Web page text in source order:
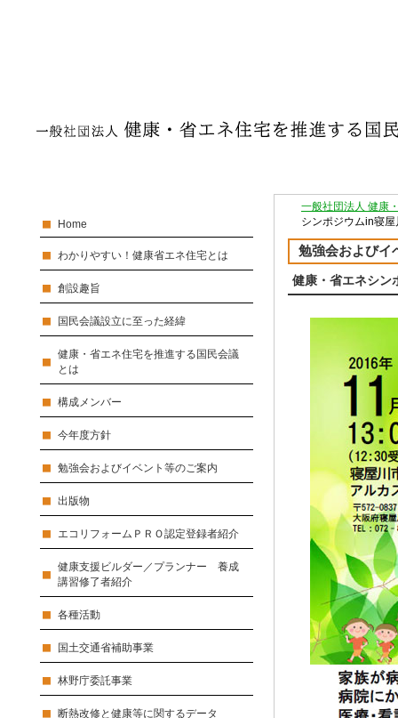
Home
わかりやすい！健康省エネ住宅とは
創設趣旨
国民会議設立に至った経緯
健康・省エネ住宅を推進する国民会議
とは
構成メンバー
今年度方針
勉強会およびイベント等のご案内
出版物
エコリフォームＰＲＯ認定登録者紹介
健康支援ビルダー／プランナー 養成
講習修了者紹介
各種活動
国土交通省補助事業
林野庁委託事業
断熱改修と健康等に関するデータ
一般社団法人 健康
シンポジウムin寝
勉強会およびイ
健康・省エネシ